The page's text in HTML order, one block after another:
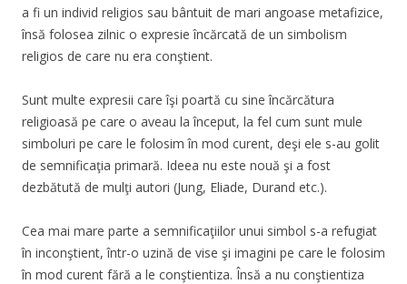
a fi un individ religios sau bântuit de mari angoase metafizice,
însă folosea zilnic o expresie încărcată de un simbolism
religios de care nu era conştient.
Sunt multe expresii care îşi poartă cu sine încărcătura
religioasă pe care o aveau la început, la fel cum sunt mule
simboluri pe care le folosim în mod curent, deşi ele s-au golit
de semnificaţia primară. Ideea nu este nouă şi a fost
dezbătută de mulţi autori (Jung, Eliade, Durand etc.).
Cea mai mare parte a semnificaţiilor unui simbol s-a refugiat
în inconştient, într-o uzină de vise şi imagini pe care le folosim
în mod curent fără a le conştientiza. Însă a nu conştientiza